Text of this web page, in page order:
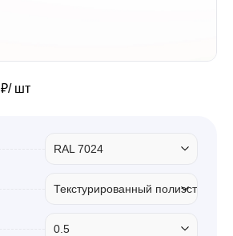
гипсокартона
шт
RAL 7024
Текстурированный полиэстер
0.5